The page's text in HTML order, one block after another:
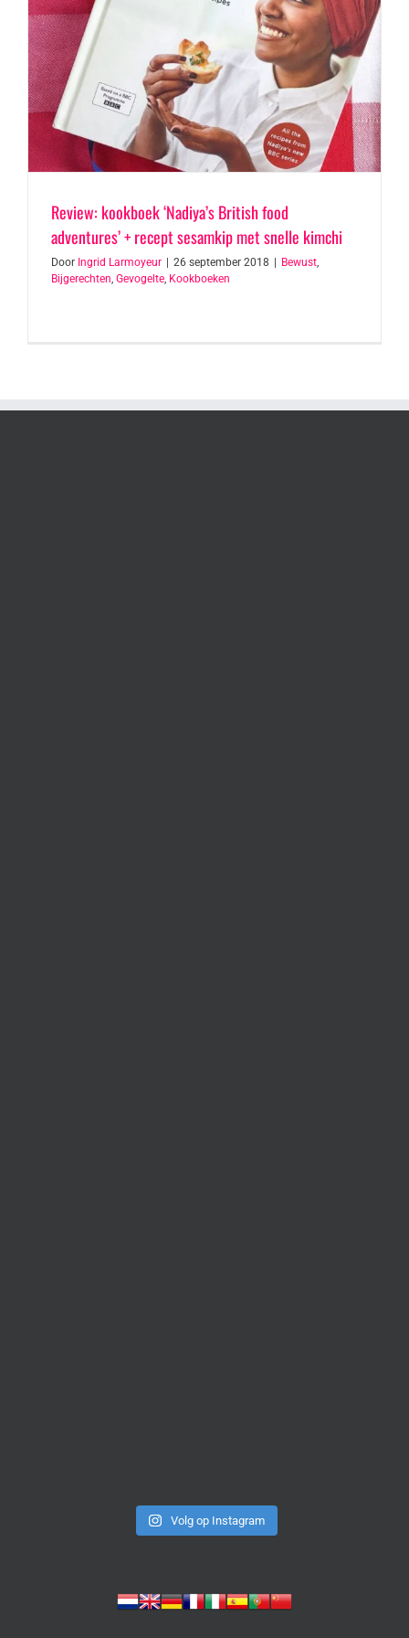
Review: kookboek ‘Nadiya’s British food
adventures’ + recept sesamkip met snelle kimchi
Door Ingrid Larmoyeur 26 september 2018 Bewust,
Bijgerechten, Gevogelte, Kookboeken
Volg op Instagram